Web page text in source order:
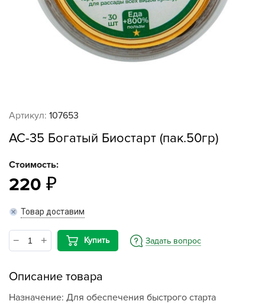
Артикул: 107653
АС-35 Богатый Биостарт (пак.50гр)
Стоимость:
220
Товар доставим
Купить Задать вопрос
Описание товара
Назначение: Для обеспечения быстрого старта